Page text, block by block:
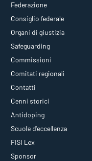
Federazione
Consiglio federale
Organi di giustizia
Safeguarding
Commissioni
Comitati regionali
Contatti
Cenni storici
Antidoping
Scuole d'eccellenza
FISI Lex
Sponsor